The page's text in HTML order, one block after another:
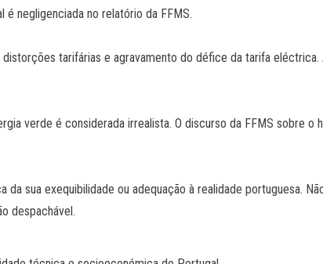
negligenciada no relatório da FFMS.
tarifárias e agravamento do défice da tarifa eléctrica.
verde é considerada irrealista. O discurso da FFMS sobre o
sua exequibilidade ou adequação à realidade portuguesa.
despachável.